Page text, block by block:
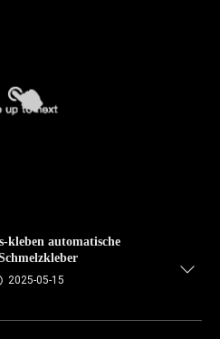
kleben automatische
2025-05-15